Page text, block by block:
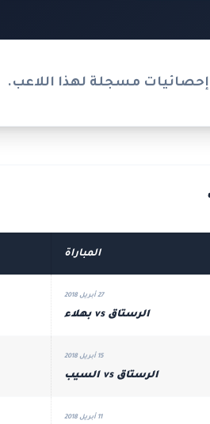
إحصائيات مسجلة لهذا اللاعب.
المباراة
27 أبريل 2018
الرستاق vs بهلاء
15 أبريل 2018
الرستاق vs السيب
11 أبريل 2018